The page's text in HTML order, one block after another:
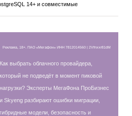
14+ и совместимые
Реклама, 18+. ПАО «Мегафон» ИНН 7812014560 | 2Vfnxxr81dM
Как выбрать облачного провайдера,
который не подведёт в момент пиковой
нагрузки? Эксперты МегаФона ПроБизнес
и Skyeng разбирают ошибки миграции,
гибридные модели, безопасность и